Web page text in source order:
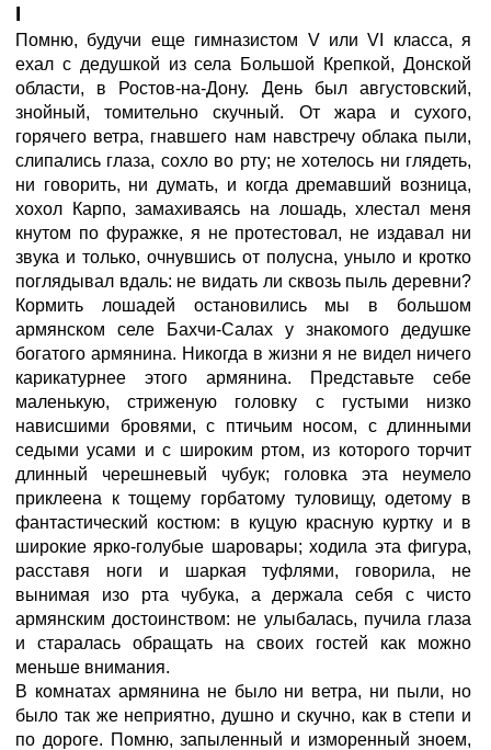
I
Помню, будучи еще гимназистом V или VI класса, я
ехал с дедушкой из села Большой Крепкой, Донской
области, в Ростов-на-Дону. День был августовский,
знойный, томительно скучный. От жара и сухого,
горячего ветра, гнавшего нам навстречу облака пыли,
слипались глаза, сохло во рту; не хотелось ни глядеть,
ни говорить, ни думать, и когда дремавший возница,
хохол Карпо, замахиваясь на лошадь, хлестал меня
кнутом по фуражке, я не протестовал, не издавал ни
звука и только, очнувшись от полусна, уныло и кротко
поглядывал вдаль: не видать ли сквозь пыль деревни?
Кормить лошадей остановились мы в большом
армянском селе Бахчи-Салах у знакомого дедушке
богатого армянина. Никогда в жизни я не видел ничего
карикатурнее этого армянина. Представьте себе
маленькую, стриженую головку с густыми низко
нависшими бровями, с птичьим носом, с длинными
седыми усами и с широким ртом, из которого торчит
длинный черешневый чубук; головка эта неумело
приклеена к тощему горбатому туловищу, одетому в
фантастический костюм: в куцую красную куртку и в
широкие ярко-голубые шаровары; ходила эта фигура,
расставя ноги и шаркая туфлями, говорила, не
вынимая изо рта чубука, а держала себя с чисто
армянским достоинством: не улыбалась, пучила глаза
и старалась обращать на своих гостей как можно
меньше внимания.
В комнатах армянина не было ни ветра, ни пыли, но
было так же неприятно, душно и скучно, как в степи и
по дороге. Помню, запыленный и изморенный зноем,